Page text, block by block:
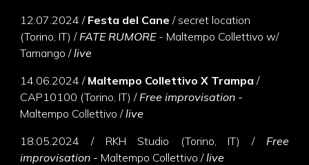
12.07.2024 /Festa del Cane / secret location
(Torino, IT) /FATE RUMORE- Maltempo Collettivo w/
Tamango/ live
14.06.2024 /Maltempo Collettivo X Trampa /
CAP10100 (Torino, IT) /Free improvisation -
Maltempo Collettivo/live
18.05.2024 / RKH Studio (Torino, IT) / Free
improvisation - Maltempo Collettivo/ live